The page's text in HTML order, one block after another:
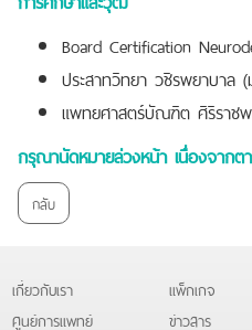
Board Certification
ประสาทวิทยา วชิรพยาบาล
แพทยศาสตร์บัณฑิต ศิริราช
กรุณานัดหมายล่วงหน้า เนื่องจากต
กลับ
เกี่ยวกับเรา
ศูนย์การแพทย์
แพ็กเกจ
ข่าวสาร